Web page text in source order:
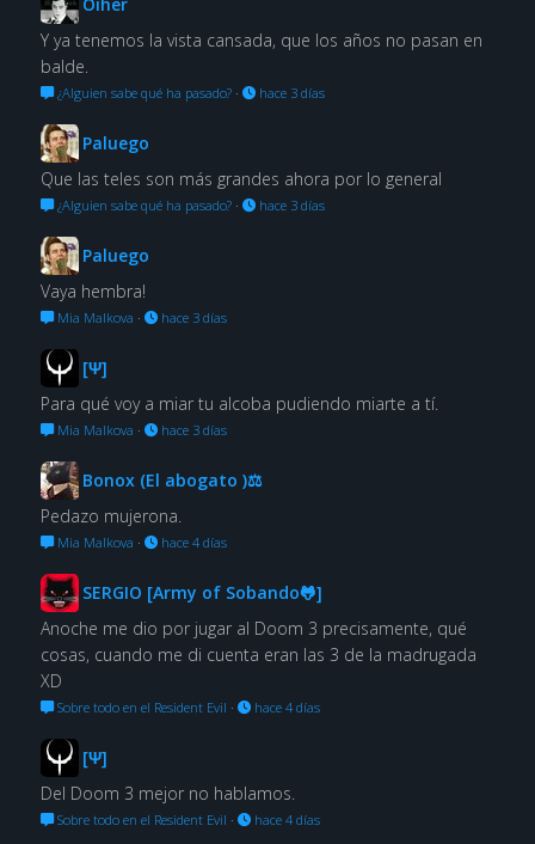
Y ya tenemos la vista cansada, que los años no pasan en
balde.
¿Alguien sabe qué ha pasado?· hace 3 días
Paluego
Que las teles son más grandes ahora por lo general
¿Alguien sabe qué ha pasado?· hace 3 días
Paluego
Vaya hembra!
Mia Malkova · hace 3 días
[Ψ]
Para qué voy a miar tu alcoba pudiendo miarte a tí.
Mia Malkova · hace 3 días
Bonox (El abogato )⚖
Pedazo mujerona.
Mia Malkova · hace 4 días
SERGIO [Army of Sobando🐸]
Anoche me dio por jugar al Doom 3 precisamente, qué
cosas, cuando me di cuenta eran las 3 de la madrugada
XD
Sobre todo en el Resident Evil · hace 4 días
[Ψ]
Del Doom 3 mejor no hablamos.
Sobre todo en el Resident Evil · hace 4 días